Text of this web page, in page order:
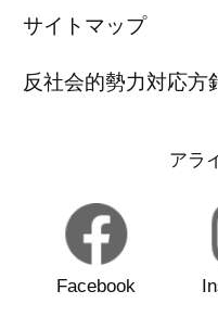
サイトマップ
反社会的勢力対応方
アラ
Facebook